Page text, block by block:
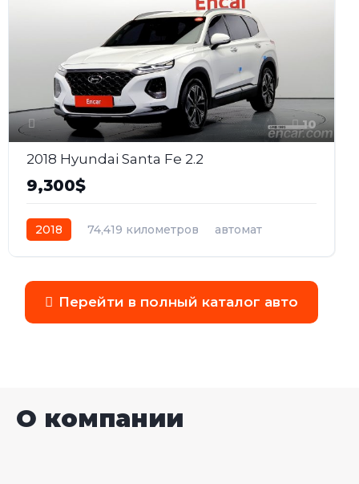
10
2018 Hyundai Santa Fe 2.2
9,300$
2018 74,419 километров
автомат
Перейти в полный каталог авто
О компании